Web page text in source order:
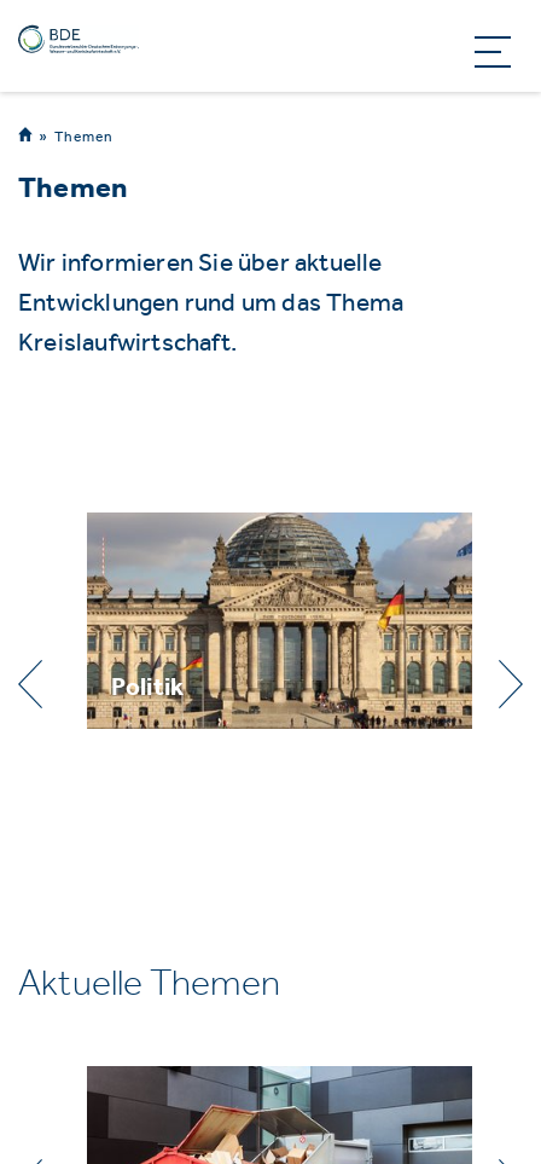
Themen
Themen
Wir informieren Sie über aktuelle
Entwicklungen rund um das Thema
Kreislaufwirtschaft.
Politik
Aktuelle Themen